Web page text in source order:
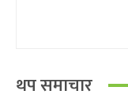
थप समाचार